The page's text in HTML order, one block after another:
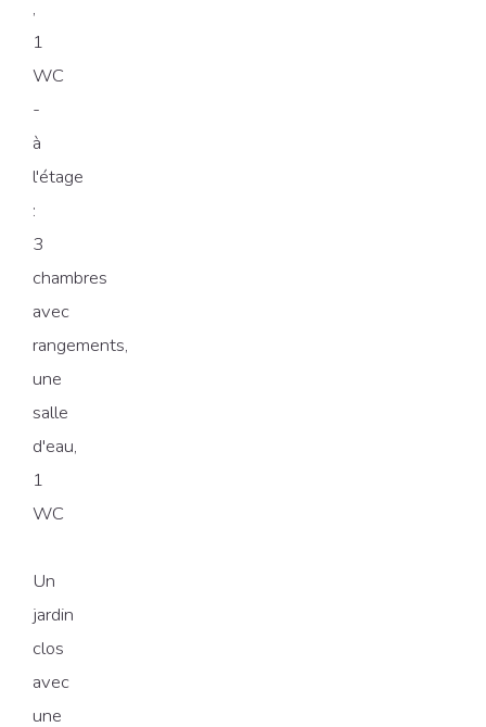
,
1
WC
-
à
l'étage
:
3
chambres
avec
rangements,
une
salle
d'eau,
1
WC
Un
jardin
clos
avec
une